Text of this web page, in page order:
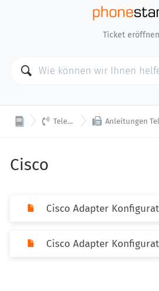
Ticket eröffnen
 Telefonie  Anleitungen Telefon /
Cisco
Cisco Adapter
Cisco Adapter